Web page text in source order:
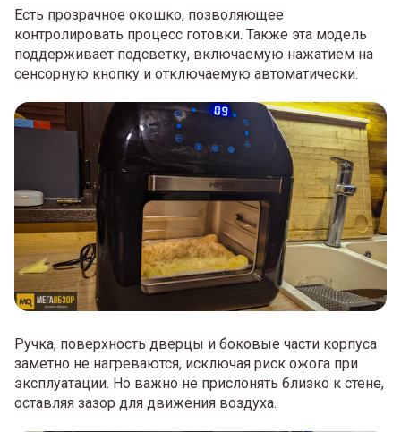
Есть прозрачное окошко, позволяющее
контролировать процесс готовки. Также эта модель
поддерживает подсветку, включаемую нажатием на
сенсорную кнопку и отключаемую автоматически.
Ручка, поверхность дверцы и боковые части корпуса
заметно не нагреваются, исключая риск ожога при
эксплуатации. Но важно не прислонять близко к стене,
оставляя зазор для движения воздуха.